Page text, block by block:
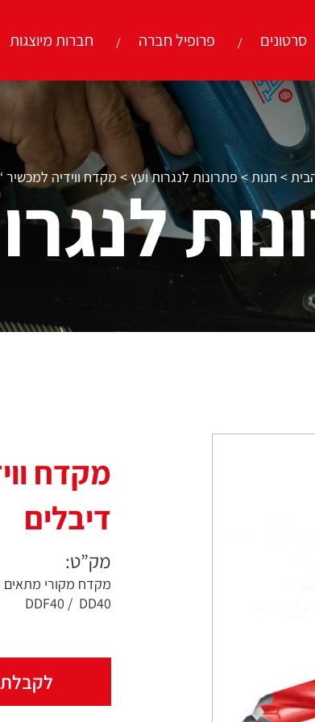
סרטונים פרופיל חברה חברות מיוצגות
> חנות>פתרונות לנגרות ועץ>מקדח ווידיה למכשיר
מקדח
דיבלים
מק”ט:
מקדח מקורי מתאים
DDF40 / DD40